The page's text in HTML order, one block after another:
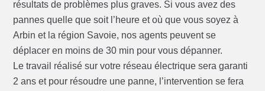
résultats de problèmes plus graves. Si vous avez des
pannes quelle que soit l’heure et où que vous soyez à
Arbin et la région Savoie, nos agents peuvent se
déplacer en moins de 30 min pour vous dépanner.
Le travail réalisé sur votre réseau électrique sera garanti
2 ans et pour résoudre une panne, l’intervention se fera